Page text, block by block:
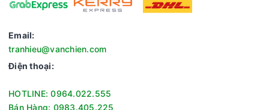
Email:
tranhieu@vanchien.com
Điện thoại:
HOTLINE: 0964.022.555
Bán Hàng: 0983.405.225